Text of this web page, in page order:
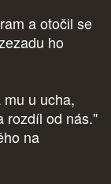
a otočil se
ho
u ucha,
rozdíl od nás."
na